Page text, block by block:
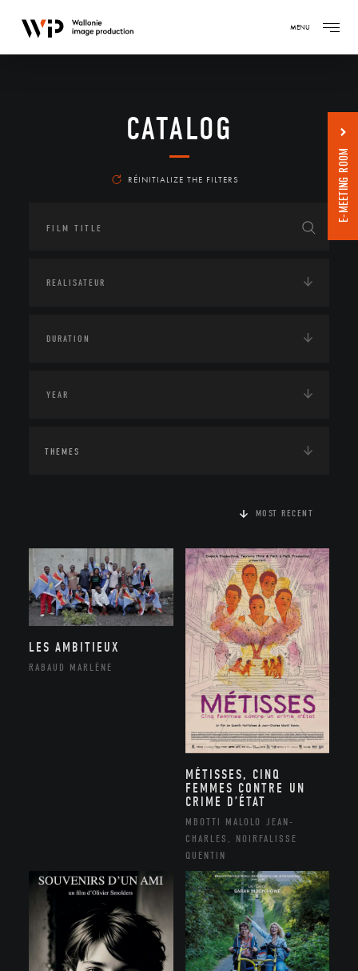
MENU
CATALOG
RÉINITIALIZE THE FILTERS
THEMES
MOST RECENT
LES AMBITIEUX
RABAUD MARLÈNE
MÉTISSES, CINQ
FEMMES CONTRE UN
CRIME D’ÉTAT
MBOTTI MALOLO JEAN-
CHARLES, NOIRFALISSE
QUENTIN
E-MEETING ROOM